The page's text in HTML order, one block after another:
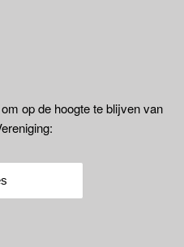
op de hoogte te blijven van